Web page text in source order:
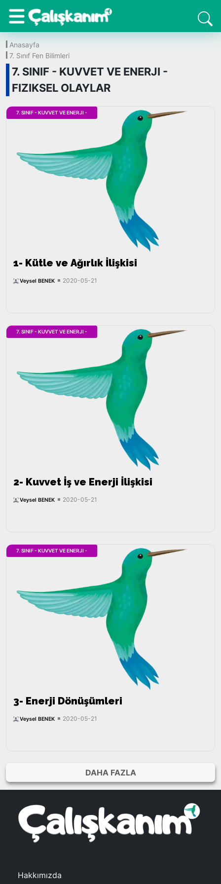
Anasayfa
7. Sınıf Fen Bilimleri
7. SINIF - KUVVET VE ENERJI -
FIZIKSEL OLAYLAR
1- Kütle ve Ağırlık İlişkisi
Veysel BENEK 2020-05-21
7. SINIF - KUVVET VE ENERJI -
2- Kuvvet İş ve Enerji İlişkisi
Veysel BENEK 2020-05-21
7. SINIF - KUVVET VE ENERJI -
3- Enerji Dönüşümleri
Veysel BENEK 2020-05-21
7. SINIF - KUVVET VE ENERJI -
DAHA FAZLA
Hakkımızda